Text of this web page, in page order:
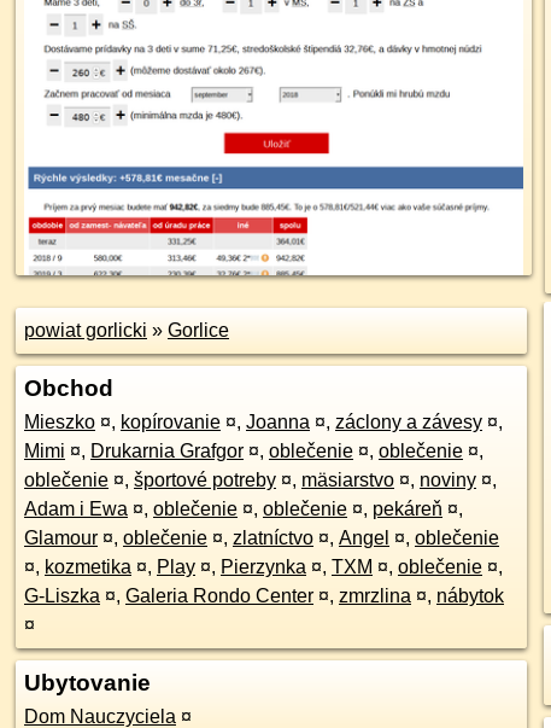
powiat gorlicki » Gorlice
Obchod
Mieszko ¤, kopírovanie ¤, Joanna ¤, záclony a závesy ¤,
Mimi ¤, Drukarnia Grafgor ¤, oblečenie ¤, oblečenie ¤,
oblečenie ¤, športové potreby ¤, mäsiarstvo ¤, noviny ¤,
Adam i Ewa ¤, oblečenie ¤, oblečenie ¤, pekáreň ¤,
Glamour ¤, oblečenie ¤, zlatníctvo ¤, Angel ¤, oblečenie
¤, kozmetika ¤, Play ¤, Pierzynka ¤, TXM ¤, oblečenie ¤,
G-Liszka ¤, Galeria Rondo Center ¤, zmrzlina ¤, nábytok
¤
Ubytovanie
Dom Nauczyciela ¤